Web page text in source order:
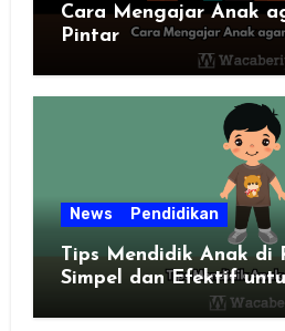
Cara Mengajar Anak
Pintar
News Pendidikan
Tips Mendidik Anak di
Simpel dan Efektif
Zaman Sekarang